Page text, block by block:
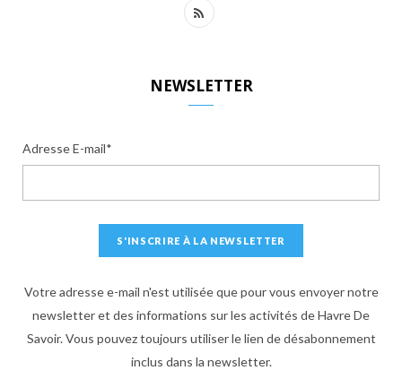
R
NEWSLETTER
Adresse E-mail*
Votre adresse e-mail n'est utilisée que pour vous envoyer notre
newsletter et des informations sur les activités de Havre De
Savoir. Vous pouvez toujours utiliser le lien de désabonnement
inclus dans la newsletter.